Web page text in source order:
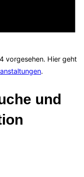
vorgesehen. Hier geht
.
und